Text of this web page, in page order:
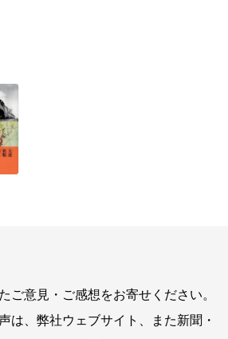
ご意見・ご感想をお寄せください。
は、弊社ウェブサイト、また新聞・